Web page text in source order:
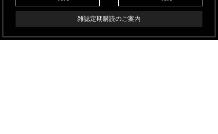
雑誌定期購読のご案内